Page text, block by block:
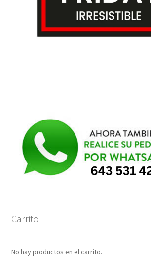
Carrito
No hay productos en el carrito.